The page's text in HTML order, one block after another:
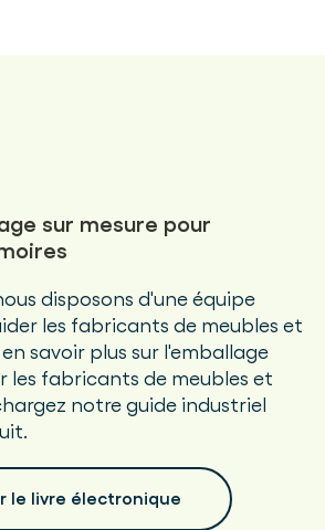
sur mesure pour
disposons d'une équipe
les fabricants de meubles et
savoir plus sur l'emballage
les fabricants de meubles et
notre guide industriel
le livre électronique